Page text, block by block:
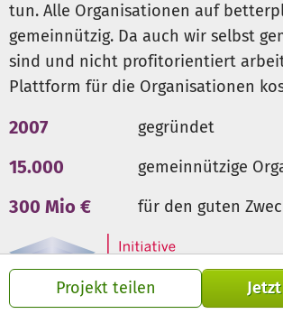
Projekt teilen
tun. Alle Organisationen auf
gemeinnützig. Da auch wir selbst
sind und nicht profitorientiert
Plattform für die Organisationen
2007 gegründet
15.000 gemeinnützige
300 Mio € für den guten